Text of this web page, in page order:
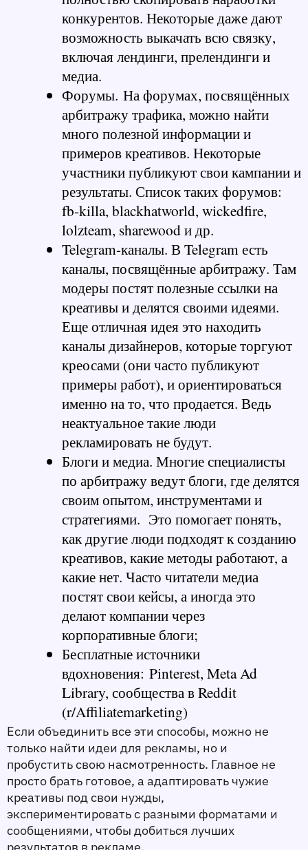
конкурентов. Некоторые даже дают
возможность выкачать всю связку,
включая лендинги, прелендинги и
медиа.
Форумы. На форумах, посвящённых
арбитражу трафика, можно найти
много полезной информации и
примеров креативов. Некоторые
участники публикуют свои кампании и
результаты. Список таких форумов:
fb-killa, blackhatworld, wickedfire,
lolzteam, sharewood и др.
Telegram-каналы. В Telegram есть
каналы, посвящённые арбитражу. Там
модеры постят полезные ссылки на
креативы и делятся своими идеями.
Еще отличная идея это находить
каналы дизайнеров, которые торгуют
креосами (они часто публикуют
примеры работ), и ориентироваться
именно на то, что продается. Ведь
неактуальное такие люди
рекламировать не будут.
Блоги и медиа. Многие специалисты
по арбитражу ведут блоги, где делятся
своим опытом, инструментами и
стратегиями.  Это помогает понять,
как другие люди подходят к созданию
креативов, какие методы работают, а
какие нет. Часто читатели медиа
постят свои кейсы, а иногда это
делают компании через
корпоративные блоги;
Бесплатные источники
вдохновения: Pinterest, Meta Ad
Library, сообщества в Reddit
(r/Affiliatemarketing)
Если объединить все эти способы, можно не
только найти идеи для рекламы, но и
пробустить свою насмотренность. Главное не
просто брать готовое, а адаптировать чужие
креативы под свои нужды,
экспериментировать с разными форматами и
сообщениями, чтобы добиться лучших